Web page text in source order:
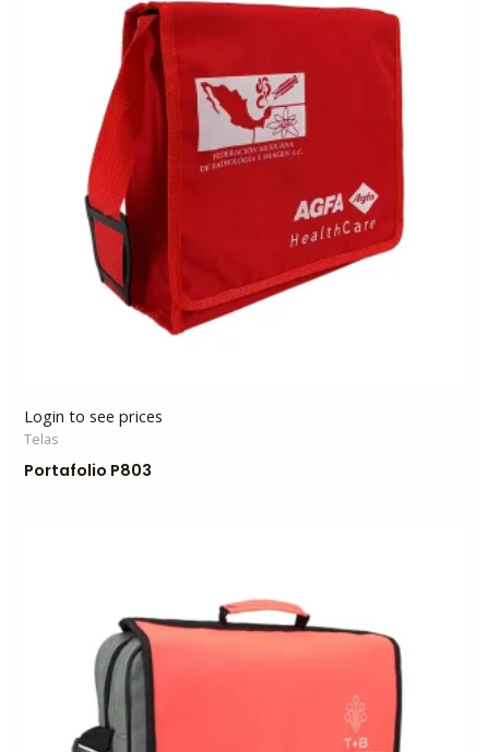
Login to see prices
Telas
Portafolio P803